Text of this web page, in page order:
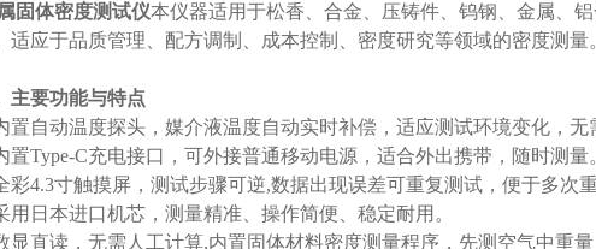
固体密度测试仪本仪器适用于松香、合金、压铸件、钨钢、金属、铝
适应于品质管理、配方调制、成本控制、密度研究等领域的密度测量
主要功能与特点
置自动温度探头，媒介液温度自动实时补偿，适应测试环境变化，无
置Type-C充电接口，可外接普通移动电源，适合外出携带，随时测量
彩4.3寸触摸屏，测试步骤可逆,数据出现误差可重复测试，便于多次
用日本进口机芯，测量精准、操作简便、稳定耐用。
显直读，无需人工计算,内置固体材料密度测量程序，先测空气中重